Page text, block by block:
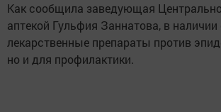
Как сообщила заведующая
аптекой Гульфия Заннатова, в наличии
лекарственные препараты против
но и для профилактики.